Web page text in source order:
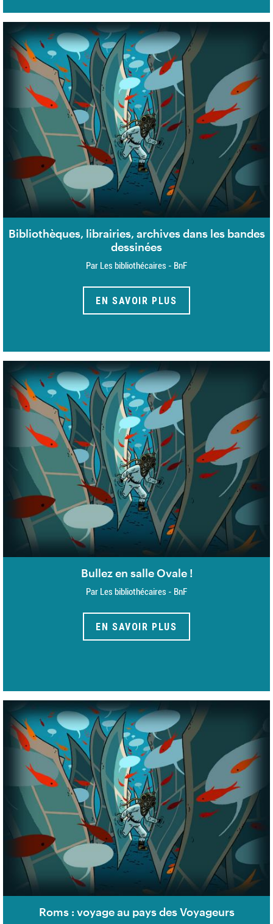
Bibliothèques, librairies, archives dans les bandes
dessinées
Par Les bibliothécaires - BnF
EN SAVOIR PLUS
Bullez en salle Ovale !
Par Les bibliothécaires - BnF
EN SAVOIR PLUS
Roms : voyage au pays des Voyageurs